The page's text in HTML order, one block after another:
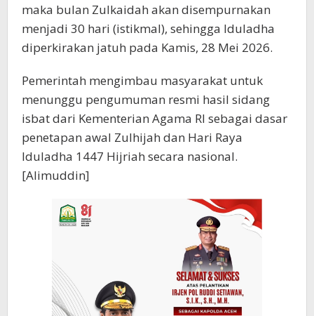
maka bulan Zulkaidah akan disempurnakan
menjadi 30 hari (istikmal), sehingga Iduladha
diperkirakan jatuh pada Kamis, 28 Mei 2026.
Pemerintah mengimbau masyarakat untuk
menunggu pengumuman resmi hasil sidang
isbat dari Kementerian Agama RI sebagai dasar
penetapan awal Zulhijah dan Hari Raya
Iduladha 1447 Hijriah secara nasional.
[Alimuddin]